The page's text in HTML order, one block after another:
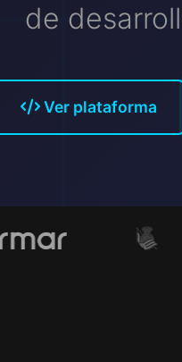
de
Ver plataforma